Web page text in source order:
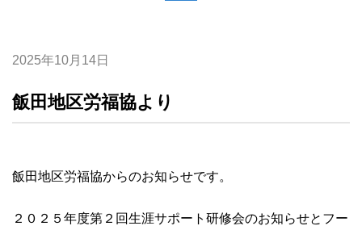
2025年10月14日
飯田地区労福協より
飯田地区労福協からのお知らせです。
２０２５年度第２回生涯サポート研修会のお知らせとフー